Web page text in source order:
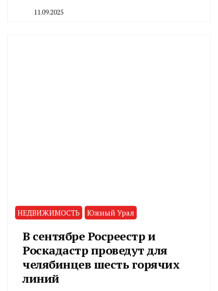
11.09.2025
НЕДВИЖИМОСТЬ Южный Урал
В сентябре Росреестр и
Роскадастр проведут для
челябинцев шесть горячих
линий